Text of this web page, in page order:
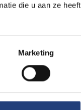
die u aan ze heeft
Marketing